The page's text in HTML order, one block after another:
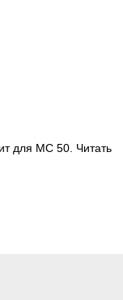
для MC 50. Читать